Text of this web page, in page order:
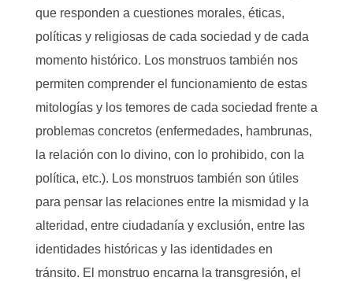
que responden a cuestiones morales, éticas,
políticas y religiosas de cada sociedad y de cada
momento histórico. Los monstruos también nos
permiten comprender el funcionamiento de estas
mitologías y los temores de cada sociedad frente a
problemas concretos (enfermedades, hambrunas,
la relación con lo divino, con lo prohibido, con la
política, etc.). Los monstruos también son útiles
para pensar las relaciones entre la mismidad y la
alteridad, entre ciudadanía y exclusión, entre las
identidades históricas y las identidades en
tránsito. El monstruo encarna la transgresión, el